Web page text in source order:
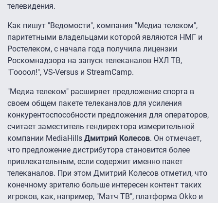
телевидения.
Как пишут "Ведомости", компания "Медиа телеком",
паритетными владельцами которой являются НМГ и
Ростелеком, с начала года получила лицензии
Роскомнадзора на запуск телеканалов НХЛ ТВ,
"Гоооол!", VS-Versus и StreamCamp.
"Медиа телеком" расширяет предложение спорта в
своем общем пакете телеканалов для усиления
конкурентоспособности предложения для операторов,
считает заместитель гендиректора измерительной
компании MediaHills Дмитрий Колесов. Он отмечает,
что предложение дистрибутора становится более
привлекательным, если содержит именно пакет
телеканалов. При этом Дмитрий Колесов отметил, что
конечному зрителю больше интересен контент таких
игроков, как, например, "Матч ТВ", платформа Okko и